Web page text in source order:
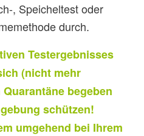
, Speicheltest oder
durch.
Testergebnisses
(nicht mehr
begeben
schützen!
umgehend bei Ihrem